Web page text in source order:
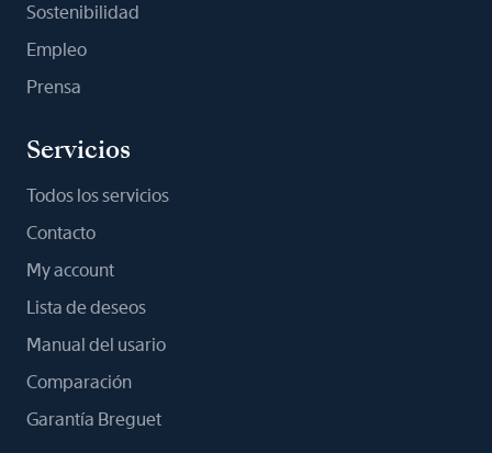
Sostenibilidad
Empleo
Prensa
Servicios
Todos los servicios
Contacto
My account
Lista de deseos
Manual del usario
Comparación
Garantía Breguet